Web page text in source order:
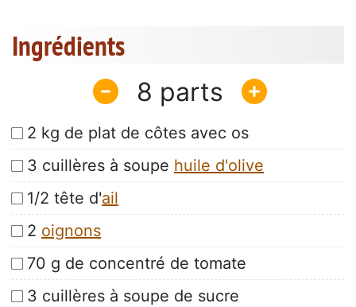
Ingrédients
8
2 kg de plat de côtes avec os
3 cuillères à soupe huile d'olive
1/2 tête d'ail
2 oignons
70 g de concentré de tomate
3 cuillères à soupe de sucre